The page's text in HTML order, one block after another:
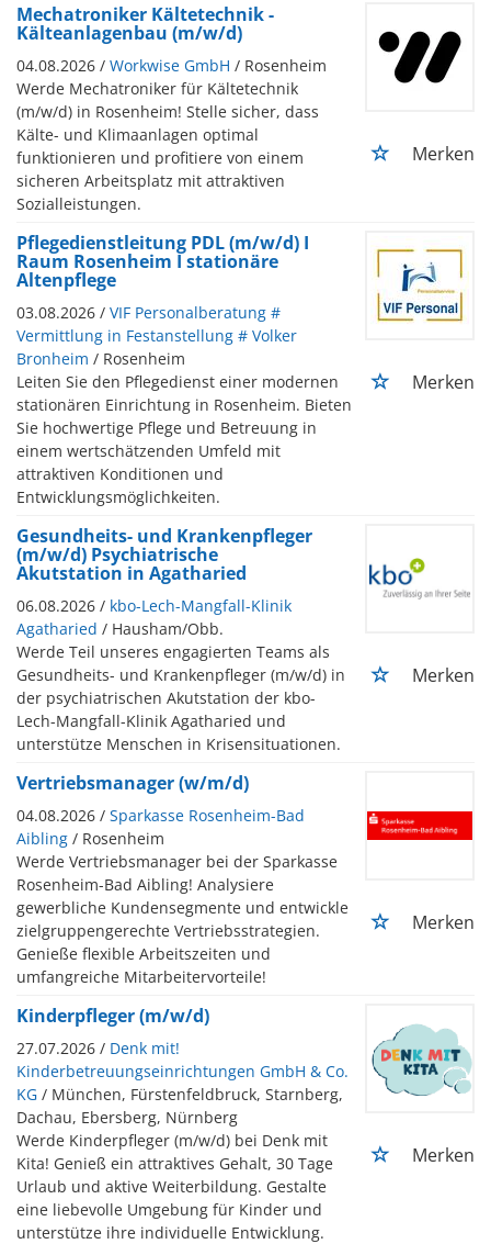
Mechatroniker Kältetechnik -
Kälteanlagenbau (m/w/d)
04.08.2026 / Workwise GmbH / Rosenheim
Werde Mechatroniker für Kältetechnik
(m/w/d) in Rosenheim! Stelle sicher, dass
Kälte- und Klimaanlagen optimal
funktionieren und profitiere von einem
sicheren Arbeitsplatz mit attraktiven
Sozialleistungen.
Merken
Pflegedienstleitung PDL (m/w/d) I
Raum Rosenheim I stationäre
Altenpflege
03.08.2026 / VIF Personalberatung #
Vermittlung in Festanstellung # Volker
Bronheim / Rosenheim
Leiten Sie den Pflegedienst einer modernen
stationären Einrichtung in Rosenheim. Bieten
Sie hochwertige Pflege und Betreuung in
einem wertschätzenden Umfeld mit
attraktiven Konditionen und
Entwicklungsmöglichkeiten.
Merken
Gesundheits- und Krankenpfleger
(m/w/d) Psychiatrische
Akutstation in Agatharied
06.08.2026 / kbo-Lech-Mangfall-Klinik
Agatharied / Hausham/Obb.
Werde Teil unseres engagierten Teams als
Gesundheits- und Krankenpfleger (m/w/d) in
der psychiatrischen Akutstation der kbo-
Lech-Mangfall-Klinik Agatharied und
unterstütze Menschen in Krisensituationen.
Merken
Vertriebsmanager (w/m/d)
04.08.2026 / Sparkasse Rosenheim-Bad
Aibling / Rosenheim
Werde Vertriebsmanager bei der Sparkasse
Rosenheim-Bad Aibling! Analysiere
gewerbliche Kundensegmente und entwickle
zielgruppengerechte Vertriebsstrategien.
Genieße flexible Arbeitszeiten und
umfangreiche Mitarbeitervorteile!
Merken
Kinderpfleger (m/w/d)
27.07.2026 / Denk mit!
Kinderbetreuungseinrichtungen GmbH & Co.
KG / München, Fürstenfeldbruck, Starnberg,
Dachau, Ebersberg, Nürnberg
Werde Kinderpfleger (m/w/d) bei Denk mit
Kita! Genieß ein attraktives Gehalt, 30 Tage
Urlaub und aktive Weiterbildung. Gestalte
eine liebevolle Umgebung für Kinder und
unterstütze ihre individuelle Entwicklung.
Merken